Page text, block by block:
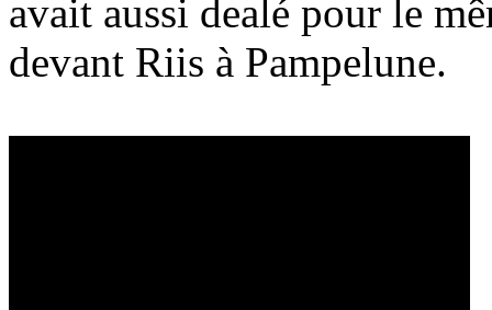
avait aussi dealé pour le
devant Riis à Pampelune.